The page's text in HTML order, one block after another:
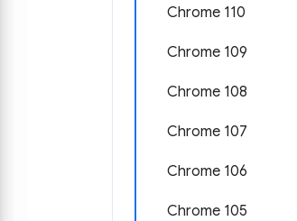
Chrome 110
Chrome 109
Chrome 108
Chrome 107
Chrome 106
Chrome 105